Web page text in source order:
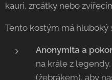
kauri, zrcátky nebo
Tento kostým má hluboký
Anonymita a
na krále z
(žebrákem), aby